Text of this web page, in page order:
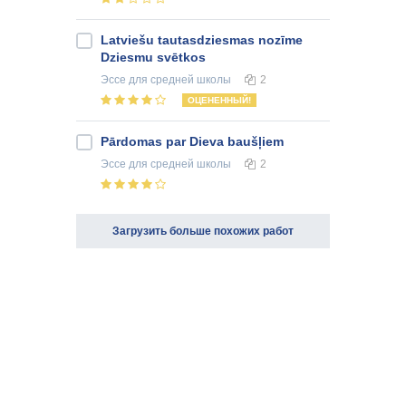
Latviešu tautasdziesmas nozīme
Dziesmu svētkos
Эссе для средней школы 2
ОЦЕНЕННЫЙ!
Pārdomas par Dieva baušļiem
Эссе для средней школы 2
Загрузить больше похожих работ